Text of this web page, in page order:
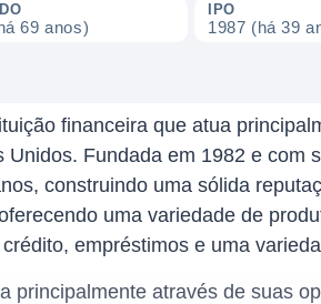
69 anos)
IPO
1987 (há 39
financeira que atua
Unidos. Fundada em 1982 e com
construindo uma sólida
uma variedade de
empréstimos e uma
principalmente através de suas